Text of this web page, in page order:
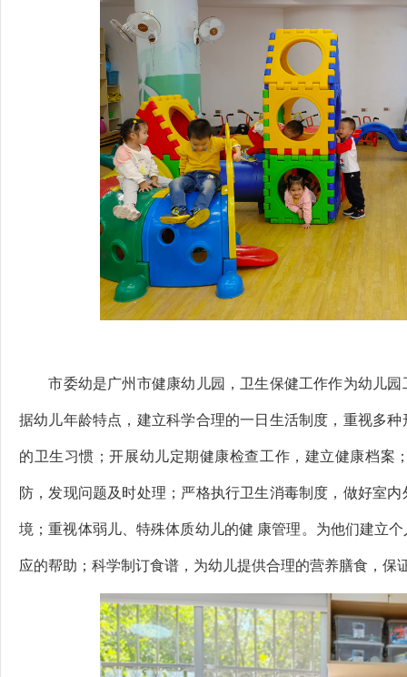
市委幼是广州市健康幼儿园，卫生保健工作作为幼儿园
据幼儿年龄特点，建立科学合理的一日生活制度，重视多
的卫生习惯；开展幼儿定期健康检查工作，建立健康档案
防，发现问题及时处理；严格执行卫生消毒制度，做好室
境；重视体弱儿、特殊体质幼儿的健 康管理。为他们建立
应的帮助；科学制订食谱，为幼儿提供合理的营养膳食，保